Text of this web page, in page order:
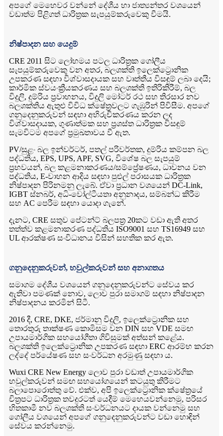
අපගේ මෙහෙවර වන්නේ දේශීය හා ජාත්‍යන්තර වශයෙන්
වඩාත්ම පිළිගත් ධාරිත්‍රක සැපයුම්කරුවෙකු වීමයි.
නිෂ්පාදන සහ යෙදුම්
CRE 2011 සිට ලෝහමය පටල ධාරිත්‍රක ගෝලීය
සැපයුම්කරුවෙකු වන අතර, බලශක්ති ඉලෙක්ට්‍රොනික
උපකරණ සඳහා විශ්වාසදායක සහ වෘත්තීය විසඳුම් ලබා දෙයි;
කාර්මික ස්වයංක්‍රීයකරණය සහ බලශක්ති ඉතිරිකිරීම්, බල
විදුලි, දුම්රිය ප්‍රවාහනය, විදුලි මෝටර් රථ සහ තිරසාර නව
බලශක්තිය ඇතුළු විවිධ ක්ෂේත්‍රවලට ගැඹුරින් පිවිසීම. අපගේ
ගනුදෙනුකරුවන් සඳහා අභිරුචිකරණය කරන ලද
විශ්වාසදායක, ගුණාත්මක සහ ප්‍රශස්ත ධාරිත්‍රක විසඳුම්
සැමවිටම අපගේ ප්‍රමුඛතාවය වී ඇත.
PV/සුළං බල ඉන්වර්ටර්, පතල් පරිවර්තක, දුම්රිය කම්පන බල
පද්ධතිය, EPS, UPS, APF, SVG, විශේෂ බල සැපයුම්
ප්‍රභවයන්, බල කළමනාකරණය/සම්ප්‍රේෂණය, ධාවනය වන
පද්ධතිය, E-වාහන ආදිය සඳහා පුළුල් පරාසයක ධාරිත්‍රක
නිෂ්පාදන පිරිනමනු ලැබේ. ඒවා ප්‍රධාන වශයෙන් DC-Link,
IGBT ස්නබර්, අධි-වෝල්ටීයතා අනුනාදය, සම්බන්ධ කිරීම
සහ AC පෙරීම සඳහා යොදා ගැනේ.
දැනට, CRE සතුව පේටන්ට් බලපත්‍ර 20කට වඩා ඇති අතර
තත්ත්ව කළමනාකරණ පද්ධතිය ISO9001 සහ TS16949 සහ
UL ආරක්ෂණ සංවිධානය විසින් සහතික කර ඇත.
ගනුදෙනුකරුවන්, හවුල්කරුවන් සහ අනාගතය
සමාගම දේශීය වශයෙන් ගනුදෙනුකරුවන්ට සේවය කර
ඇතිවා පමණක් නොව, ලොව පුරා සමාගම් සඳහා නිෂ්පාදන
නිෂ්පාදනය කරමින් සිටී.
2016 දී, CRE, DKE, ජර්මානු විදුලි, ඉලෙක්ට්‍රොනික සහ
තොරතුරු තාක්ෂණ කොමිසම වන DIN සහ VDE සමඟ
උපායමාර්ගික සහයෝගීතා ගිවිසුමක් අත්සන් කළේය.
බලශක්ති ඉලෙක්ට්‍රොනික උපකරණ සඳහා ERC ආරම්භ කරන
ලද්දේ පර්යේෂණ සහ සංවර්ධන අරමුණු සඳහා ය.
Wuxi CRE New Energy ලොව පුරා වඩාත් උපායමාර්ගික
හවුල්කරුවන් සමඟ සහයෝගයෙන් කටයුතු කිරීමට
බලාපොරොත්තු වේ. එක්ව, අපි ඉලෙක්ට්‍රොනික ක්ෂේත්‍රයේ
චිත්‍රපට ධාරිත්‍රක තවදුරටත් යෙදීම් මෙහෙයවන්නෙමු, පරිසර
හිතකාමී නව බලශක්ති සංවර්ධනයට දායක වන්නෙමු සහ
ගෝලීය වශයෙන් අපගේ ගනුදෙනුකරුවන්ට වඩා හොඳින්
සේවය කරන්නෙමු.